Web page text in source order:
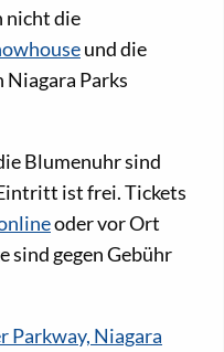
nicht die
und die
Niagara Parks
Blumenuhr sind
ist frei. Tickets
oder vor Ort
sind gegen Gebühr
Parkway, Niagara